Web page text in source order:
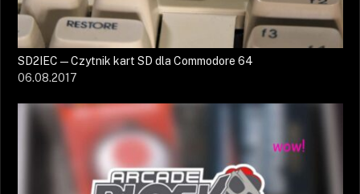
SD2IEC — Czytnik kart SD dla Commodore 64
06.08.2017